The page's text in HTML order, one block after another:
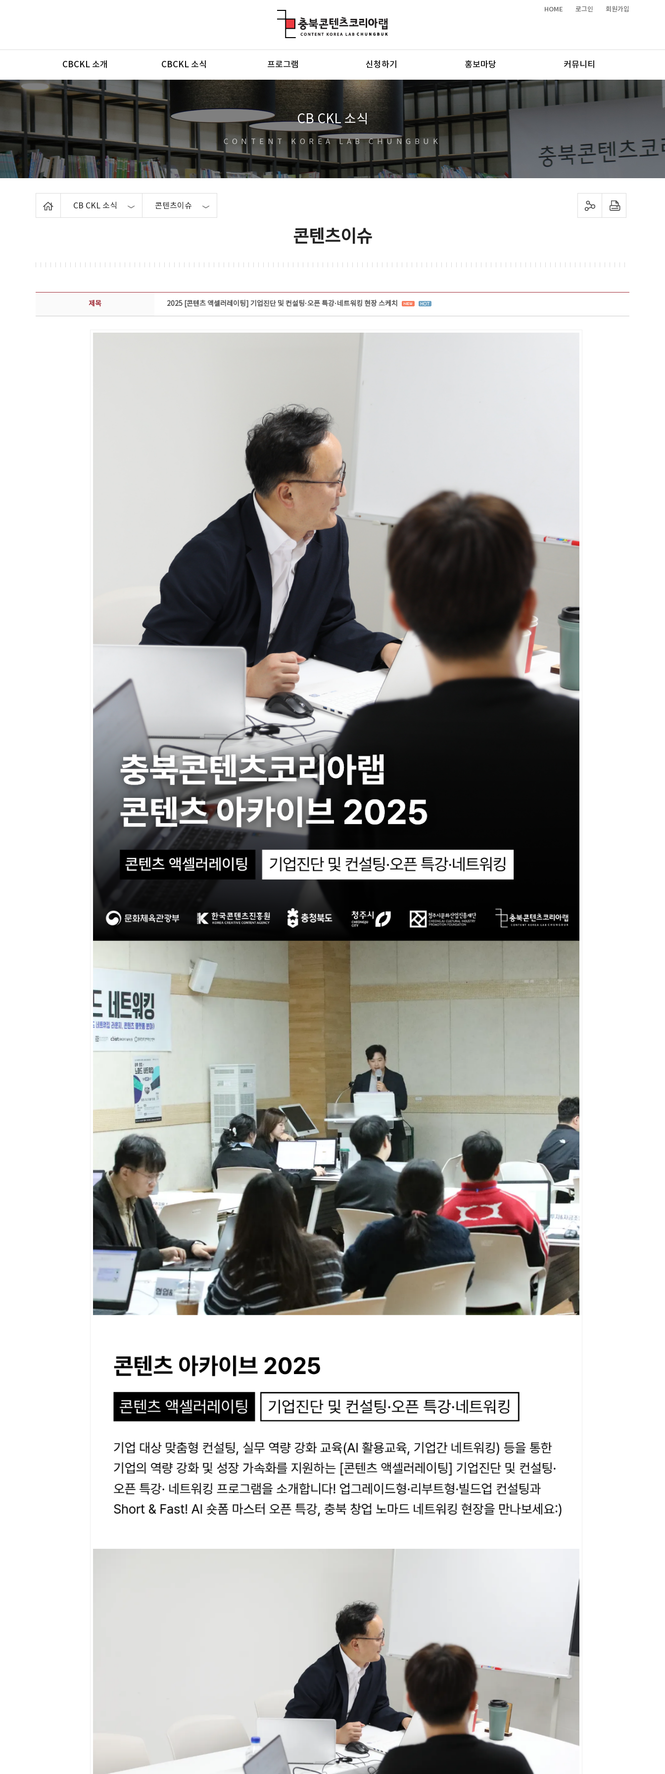
HOME 로그인 회원가입
메뉴
CBCKL 소개 CBCKL 소식 프로그램 신청하기 홍보마당 커뮤니티
CB CKL 소식
CONTENT KOREA LAB CHUNGBUK
CB CKL 소식 콘텐츠이슈 sns 공유하기 프린트하기
콘텐츠이슈
콘텐츠이슈 상세보기 - 제목, 담당부서, 담당자, 담당연락처, 내용, 첨부파일 정보 제공
제목 2025 [콘텐츠 액셀러레이팅] 기업진단 및 컨설팅·오픈 특강·네트워킹 현장 스케치